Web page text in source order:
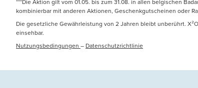
***Die Aktion gilt vom 01.05. bis zum 31.08. in allen belgischen
kombinierbar mit anderen Aktionen, Geschenkgutscheinen oder
Die gesetzliche Gewährleistung von 2 Jahren bleibt unberührt.
einsehbar.
Nutzungsbedingungen – Datenschutzrichtlinie